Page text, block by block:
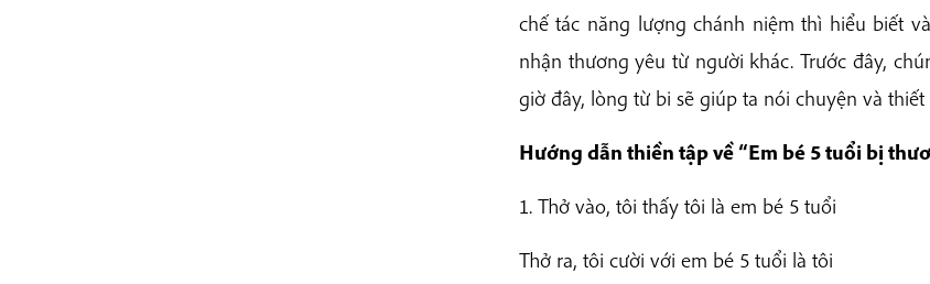
chế tác năng lượng chánh niệm thì hiểu biết
nhận thương yêu từ người khác. Trước đây,
giờ đây, lòng từ bi sẽ giúp ta nói chuyện và
Hướng dẫn thiền tập về “Em bé 5 tuổi bị
1. Thở vào, tôi thấy tôi là em bé 5 tuổi
Thở ra, tôi cười với em bé 5 tuổi là tôi